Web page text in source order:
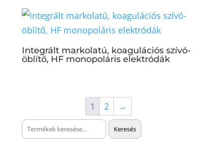
Integrált markolatú, koagulációs szívó-
öblítő, HF monopoláris elektródák
1 2
→
Keresés
a
Keresés